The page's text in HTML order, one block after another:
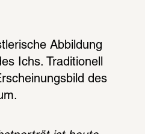
Abbildung
Ichs. Traditionell
des